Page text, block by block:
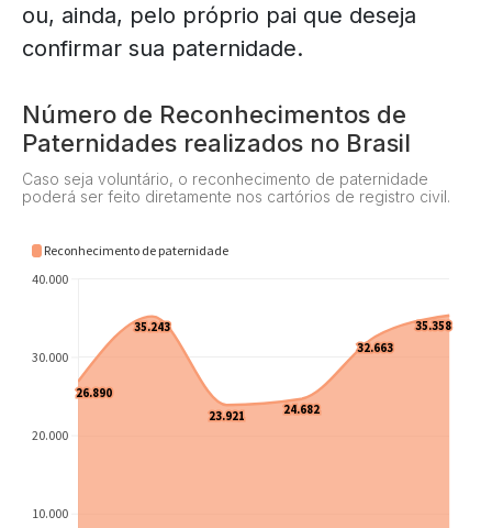
ou, ainda, pelo próprio pai que deseja
confirmar sua paternidade.
Número de Reconhecimentos de
Paternidades realizados no Brasil
Caso seja voluntário, o reconhecimento de paternidade
poderá ser feito diretamente nos cartórios de registro civil.